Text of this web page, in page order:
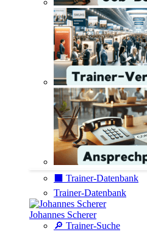
⬛️ Trainer-Datenbank
Trainer-Datenbank
Johannes Scherer
🔎 Trainer-Suche